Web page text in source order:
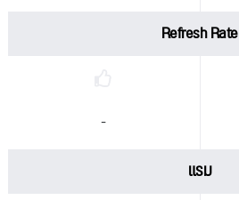
Refresh Rate
-
แรม